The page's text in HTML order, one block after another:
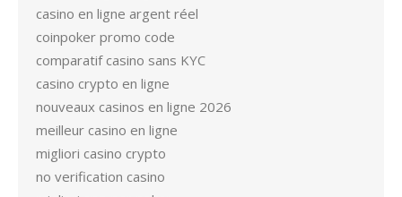
casino en ligne argent réel
coinpoker promo code
comparatif casino sans KYC
casino crypto en ligne
nouveaux casinos en ligne 2026
meilleur casino en ligne
migliori casino crypto
no verification casino